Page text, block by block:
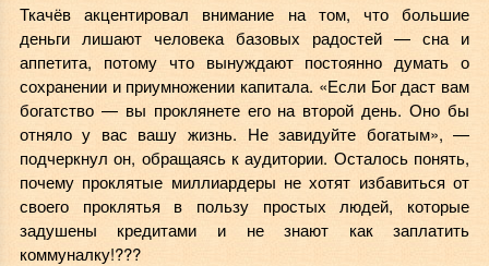
Ткачёв акцентировал внимание на том, что большие
деньги лишают человека базовых радостей — сна и
аппетита, потому что вынуждают постоянно думать о
сохранении и приумножении капитала. «Если Бог даст вам
богатство — вы проклянете его на второй день. Оно бы
отняло у вас вашу жизнь. Не завидуйте богатым», —
подчеркнул он, обращаясь к аудитории. Осталось понять,
почему проклятые миллиардеры не хотят избавиться от
своего проклятья в пользу простых людей, которые
задушены кредитами и не знают как заплатить
коммуналку!???